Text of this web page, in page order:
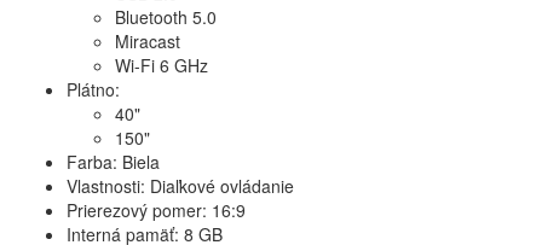
Bluetooth 5.0
Miracast
Wi-Fi 6 GHz
Plátno:
40"
150"
Farba: Biela
Vlastnosti: Diaľkové ovládanie
Prierezový pomer: 16:9
Interná pamäť: 8 GB